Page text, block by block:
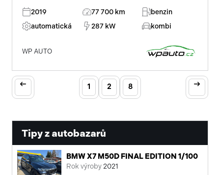
2019 77 700 km
benzin
automatická
287 kW kombi
WP AUTO
1 2 8
Tipy z autobazarů
BMW X7 M50D FINAL EDITION 1/100
Rok výroby 2021